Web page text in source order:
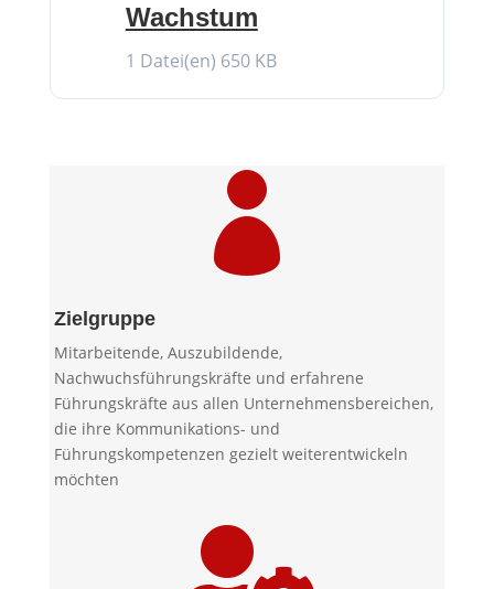
Wachstum
1 Datei(en) 650 KB

Zielgruppe
Mitarbeitende, Auszubildende,
Nachwuchsführungskräfte und erfahrene
Führungskräfte aus allen Unternehmensbereichen,
die ihre Kommunikations- und
Führungskompetenzen gezielt weiterentwickeln
möchten